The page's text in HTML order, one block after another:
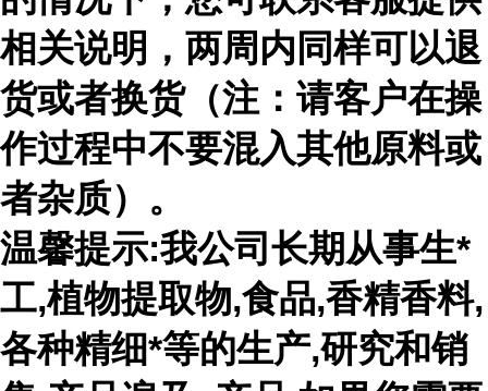
相关说明，两周内同样可以退
货或者换货（注：请客户在操
作过程中不要混入其他原料或
者杂质）。
温馨提示:我公司长期从事生*
工,植物提取物,食品,香精香料,
各种精细*等的生产,研究和销